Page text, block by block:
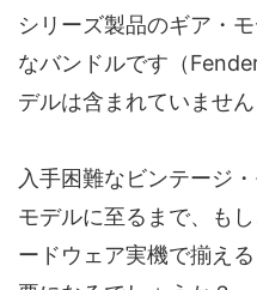
シリーズ製品のギア・
なバンドルです（
デルは含まれていません
入手困難なビンテージ
モデルに至るまで、も
ードウェア実機で揃え